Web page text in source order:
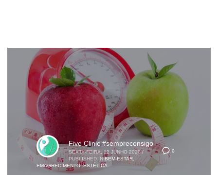
0
Five Clinic #sempreconsigo
SEXTA-FEIRA, 12 JUNHO 2020 /
PUBLISHED IN BEM-ESTAR
EMAGRECIMENTO,ESTÉTICA